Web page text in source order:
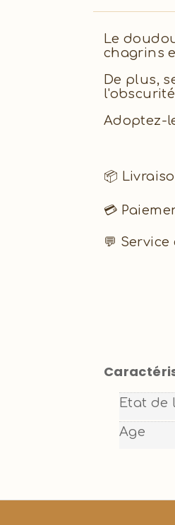
Le
chagrins
De plus,
Adoptez-
📦
💳
💬
Etat de
Age